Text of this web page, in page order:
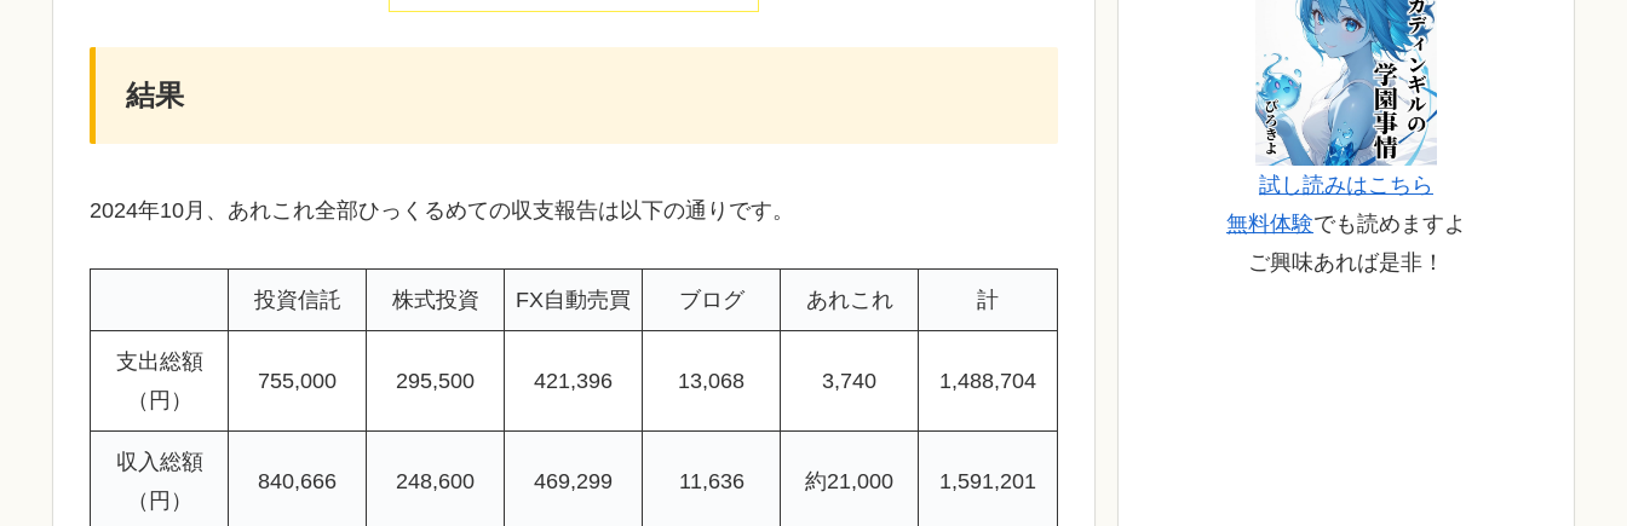
結果
2024年10月、あれこれ全部ひっくるめての収支報告は以下の通りです。
投資信託 株式投資 FX自動売買 ブログ あれこれ 計
支出総額
（円）
755,000 295,500 421,396 13,068 3,740 1,488,704
収入総額
（円）
840,666 248,600 469,299 11,636 約21,000 1,591,201
試し読みはこちら
無料体験でも読めますよ
ご興味あれば是非！